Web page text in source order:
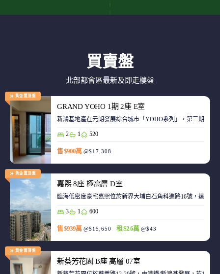
買賣盤
北部都會區最新及即走樓盤
黃金置頂盤
GRAND YOHO 1期 2座 E室
2 1 520
售 $900萬 @$17,308
黃金置頂盤
嘉熙 8座 極高層 D室
臨海低密度豪宅嘉熙位於新界大埔白石角科進路16號，遠離
3 1 600
售 $939萬 @$15,650 租 $2.6萬 @$43
黃金置頂盤
新葵芳花園 B座 高層 07室